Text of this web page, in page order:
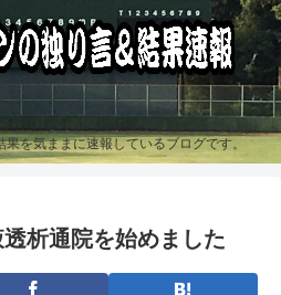
を気ままに速報しているブログです。
析通院を始めました